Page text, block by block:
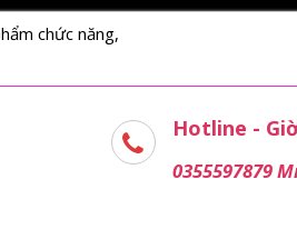
chức năng,
Hotline -
0355597879